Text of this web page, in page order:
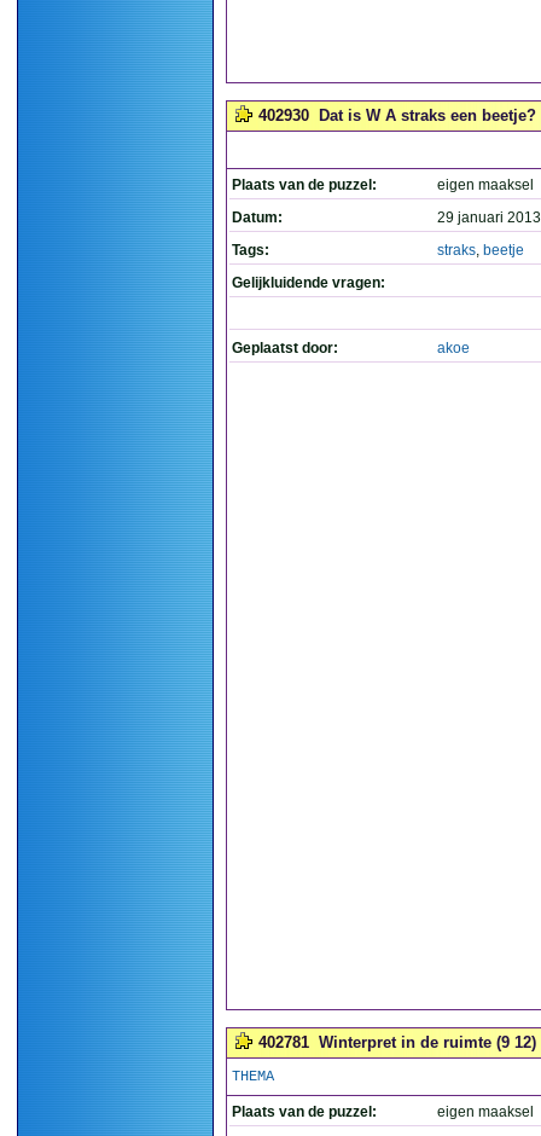
402930 Dat is W A straks een beetje?
Plaats van de puzzel:
eigen maaksel
Datum:
29 januari
Tags:
straks, beetje
Gelijkluidende vragen:
Geplaatst door: akoe
402781 Winterpret in de ruimte (9 12)
THEMA
Plaats van de puzzel:
eigen maaksel